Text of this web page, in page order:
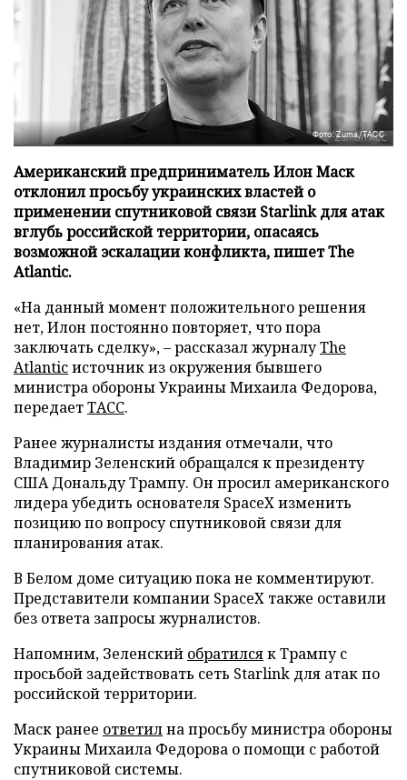
Фото: Zuma/ТАСС
Американский предприниматель Илон Маск
отклонил просьбу украинских властей о
применении спутниковой связи Starlink для атак
вглубь российской территории, опасаясь
возможной эскалации конфликта, пишет The
Atlantic.
«На данный момент положительного решения
нет, Илон постоянно повторяет, что пора
заключать сделку», – рассказал журналуThe
Atlanticисточник из окружения бывшего
министра обороны Украины Михаила Федорова,
передаетТАСС.
Ранее журналисты издания отмечали, что
Владимир Зеленский обращался к президенту
США Дональду Трампу. Он просил американского
лидера убедить основателя SpaceX изменить
позицию по вопросу спутниковой связи для
планирования атак.
В Белом доме ситуацию пока не комментируют.
Представители компании SpaceX также оставили
без ответа запросы журналистов.
Напомним, Зеленский обратилсяк Трампу с
просьбой задействовать сеть Starlink для атак по
российской территории.
Маск ранее ответилна просьбу министра обороны
Украины Михаила Федорова о помощи с работой
спутниковой системы.